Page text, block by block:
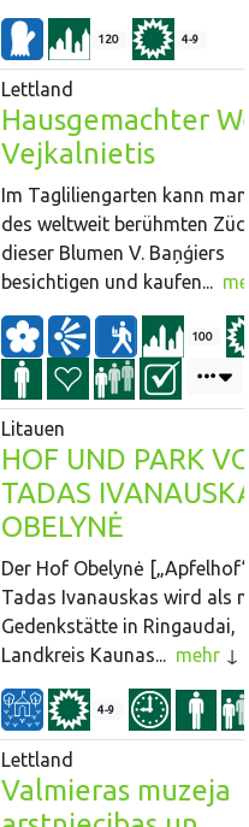
120 4-9
Lettland
Hausgemachter
Vejkalnietis
Im Tagliliengarten kann
des weltweit berühmten
dieser Blumen V. Baņģiers
besichtigen und kaufen...
100
Litauen
HOF UND PARK
TADAS
OBELYNĖ
Der Hof Obelynė
Tadas Ivanauskas wird als
Gedenkstätte in Ringaudai,
Landkreis Kaunas... mehr
4-9
Lettland
Valmieras muzeja